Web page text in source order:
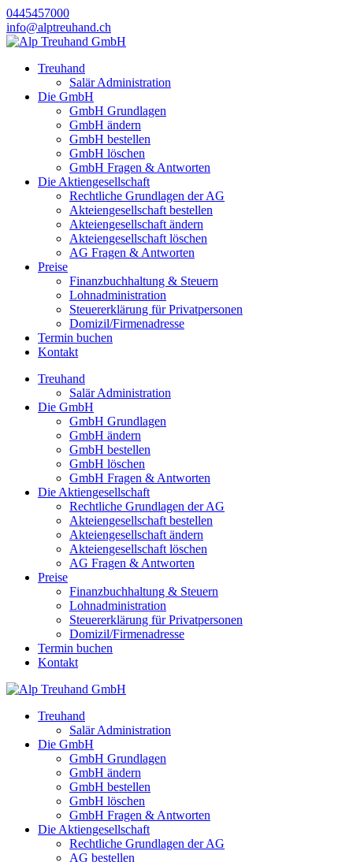
0445457000
info@alptreuhand.ch
Treuhand
Salär Administration
Die GmbH
GmbH Grundlagen
GmbH ändern
GmbH bestellen
GmbH löschen
GmbH Fragen & Antworten
Die Aktiengesellschaft
Rechtliche Grundlagen der AG
Akteiengesellschaft bestellen
Akteiengesellschaft ändern
Akteiengesellschaft löschen
AG Fragen & Antworten
Preise
Finanzbuchhaltung & Steuern
Lohnadministration
Steuererklärung für Privatpersonen
Domizil/Firmenadresse
Termin buchen
Kontakt
Treuhand
Salär Administration
Die GmbH
GmbH Grundlagen
GmbH ändern
GmbH bestellen
GmbH löschen
GmbH Fragen & Antworten
Die Aktiengesellschaft
Rechtliche Grundlagen der AG
Akteiengesellschaft bestellen
Akteiengesellschaft ändern
Akteiengesellschaft löschen
AG Fragen & Antworten
Preise
Finanzbuchhaltung & Steuern
Lohnadministration
Steuererklärung für Privatpersonen
Domizil/Firmenadresse
Termin buchen
Kontakt
Treuhand
Salär Administration
Die GmbH
GmbH Grundlagen
GmbH ändern
GmbH bestellen
GmbH löschen
GmbH Fragen & Antworten
Die Aktiengesellschaft
Rechtliche Grundlagen der AG
AG bestellen